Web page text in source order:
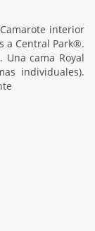
interior
a Central Park®.
cama Royal
individuales).